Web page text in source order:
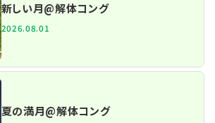
新しい月@解体コング
2026.08.01
夏の満月@解体コング